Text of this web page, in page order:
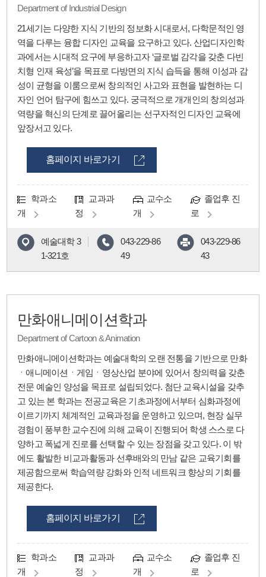
Department of Industrial Design
21세기는 다양한 지식 기반의 정보화 시대로서, 다학문적인 영
역을 다루는 융합 디자인 교육을 요구하고 있다. 산업디자인학
과에서는 시대적 요구에 부응하고자 ‘글로벌 감각을 갖춘 다빈
치형 인재 육성’을 목표로 다방면의 지식 습득을 통해 이성과 감
성이 균형을 이룸으로써 창의적인 사고와 표현을 발현하는 디
자인 언어 탐구에 힘쓰고 있다. 궁극적으로 개개인의 창의성과
역량을 혁신의 단계로 끌어올리는 선구자적인 디자인 교육에
앞장서고 있다.
홈페이지 바로가기
학과소
개
교과과
정
교수소
개
졸업후 진
로
예술대학 3
1-321호
043-229-86
49
043-229-86
43
만화애니메이션학과
Department of Cartoon & Animation
만화애니메이션학과는 예술대학의 오랜 전통을 기반으로 만화
ㆍ애니메이션ㆍ게임ㆍ영상산업 분야에 있어서 창의력을 갖춘
전문 예술인 양성을 목표로 설립되었다. 첨단 교육시설을 갖추
고 있는 본 학과는 전공교육은 기초과정에서부터 심화과정에
이르기까지 체계적인 교육과정을 운영하고 있으며, 현장 실무
경험이 풍부한 교수진에 의해 교육이 진행되어 학생 스스로 다
양하고 폭넓게 진로를 선택할 수 있는 장점을 갖고 있다. 이 밖
에도 활발한 비교과활동과 선후배와의 만남 같은 교육기회를
제공함으로써 학습역량 강화와 인적 네트워크 향상의 기회를
제공한다.
홈페이지 바로가기
학과소
개
교과과
정
교수소
개
졸업후 진
로